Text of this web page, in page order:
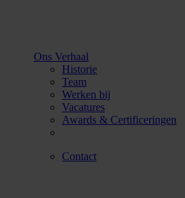
Ons Verhaal
Historie
Team
Werken bij
Vacatures
Awards & Certificeringen
Contact